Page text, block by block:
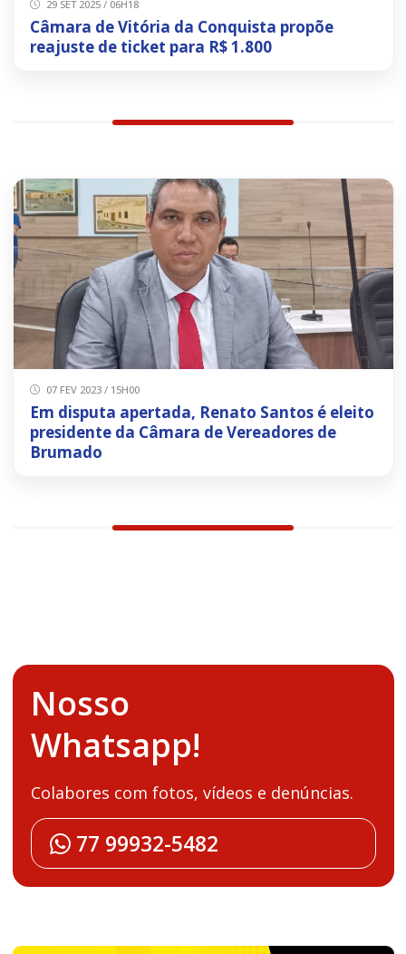
29 SET 2025 / 06H18
Câmara de Vitória da Conquista propõe
reajuste de ticket para R$ 1.800
07 FEV 2023 / 15H00
Em disputa apertada, Renato Santos é eleito
presidente da Câmara de Vereadores de
Brumado
Nosso
Whatsapp!
Colabores com fotos, vídeos e denúncias.
77 99932-5482